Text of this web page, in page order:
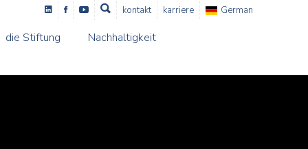
die Stiftung Nachhaltigkeit
kontakt karriere German